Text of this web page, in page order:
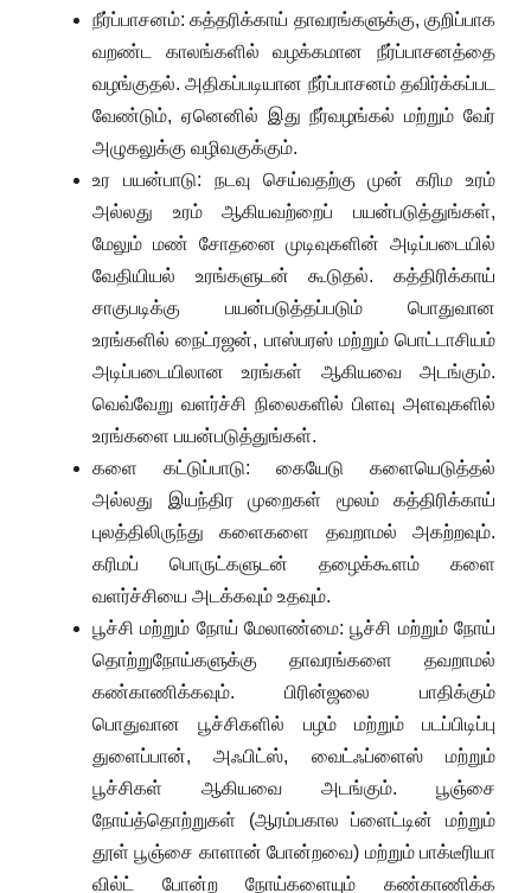
நீர்ப்பாசனம்: கத்தரிக்காய் தாவரங்களுக்கு, குறிப்பாக
வறண்ட காலங்களில் வழக்கமான நீர்ப்பாசனத்தை
வழங்குதல். அதிகப்படியான நீர்ப்பாசனம் தவிர்க்கப்பட
வேண்டும், ஏனெனில் இது நீர்வழங்கல் மற்றும் வேர்
அழுகலுக்கு வழிவகுக்கும்.
உர பயன்பாடு: நடவு செய்வதற்கு முன் கரிம உரம்
அல்லது உரம் ஆகியவற்றைப் பயன்படுத்துங்கள்,
மேலும் மண் சோதனை முடிவுகளின் அடிப்படையில்
வேதியியல் உரங்களுடன் கூடுதல். கத்திரிக்காய்
சாகுபடிக்கு பயன்படுத்தப்படும் பொதுவான
உரங்களில் நைட்ரஜன், பாஸ்பரஸ் மற்றும் பொட்டாசியம்
அடிப்படையிலான உரங்கள் ஆகியவை அடங்கும்.
வெவ்வேறு வளர்ச்சி நிலைகளில் பிளவு அளவுகளில்
உரங்களை பயன்படுத்துங்கள்.
களை கட்டுப்பாடு: கையேடு களையெடுத்தல்
அல்லது இயந்திர முறைகள் மூலம் கத்திரிக்காய்
புலத்திலிருந்து களைகளை தவறாமல் அகற்றவும்.
கரிமப் பொருட்களுடன் தழைக்கூளம் களை
வளர்ச்சியை அடக்கவும் உதவும்.
பூச்சி மற்றும் நோய் மேலாண்மை: பூச்சி மற்றும் நோய்
தொற்றுநோய்களுக்கு தாவரங்களை தவறாமல்
கண்காணிக்கவும். பிரின்ஜலை பாதிக்கும்
பொதுவான பூச்சிகளில் பழம் மற்றும் படப்பிடிப்பு
துளைப்பான், அஃபிட்ஸ், வைட்ஃப்ளைஸ் மற்றும்
பூச்சிகள் ஆகியவை அடங்கும். பூஞ்சை
நோய்த்தொற்றுகள் (ஆரம்பகால ப்ளைட்டின் மற்றும்
தூள் பூஞ்சை காளான் போன்றவை) மற்றும் பாக்டீரியா
வில்ட் போன்ற நோய்களையும் கண்காணிக்க